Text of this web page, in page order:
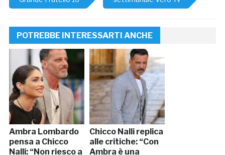
POTREBBE INTERESSARTI ANCHE
Ambra Lombardo
pensa a Chicco
Nalli: “Non riesco a
Chicco Nalli replica
alle critiche: “Con
Ambra è una